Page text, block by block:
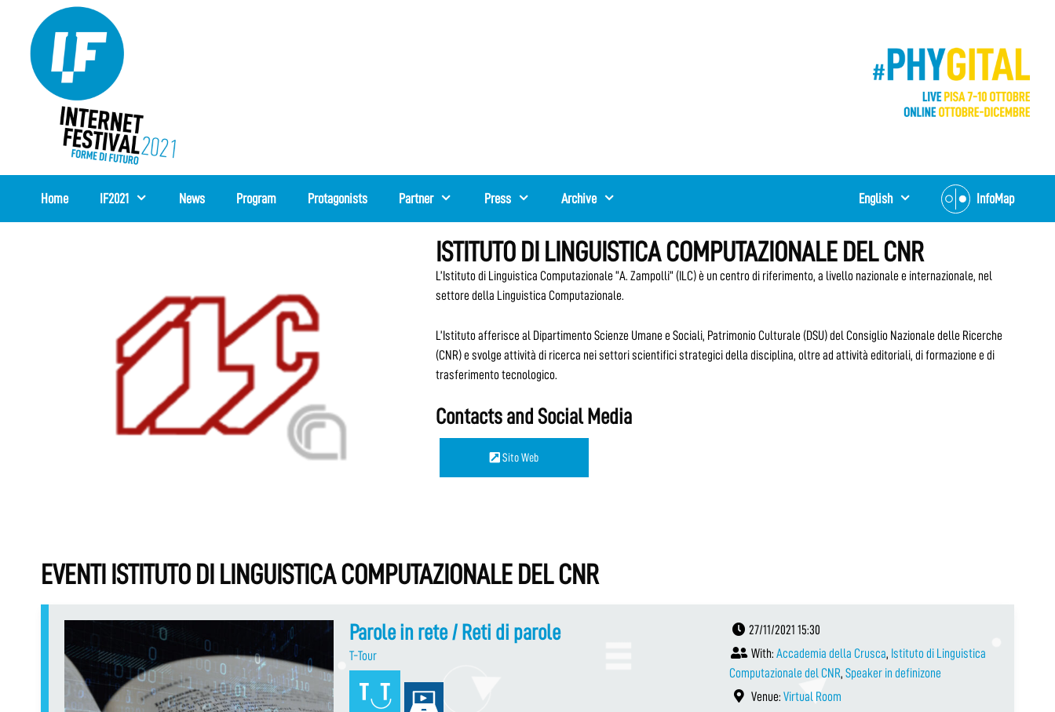
content
Home IF2021 News Program Protagonists Partner Press Archive InfoMap
English
ISTITUTO DI LINGUISTICA COMPUTAZIONALE DEL CNR
L’Istituto di Linguistica Computazionale “A. Zampolli” (ILC) è un centro di riferimento, a livello nazionale e internazionale, nel
settore della Linguistica Computazionale.
L’Istituto afferisce al Dipartimento Scienze Umane e Sociali, Patrimonio Culturale (DSU) del Consiglio Nazionale delle Ricerche
(CNR) e svolge attività di ricerca nei settori scientifici strategici della disciplina, oltre ad attività editoriali, di formazione e di
trasferimento tecnologico.
Contacts and Social Media
Sito Web
EVENTI ISTITUTO DI LINGUISTICA COMPUTAZIONALE DEL CNR
Parole in rete / Reti di parole
T-Tour
27/11/2021 15:30
With: Accademia della Crusca, Istituto di Linguistica
Computazionale del CNR, Speaker in definizone
Venue: Virtual Room